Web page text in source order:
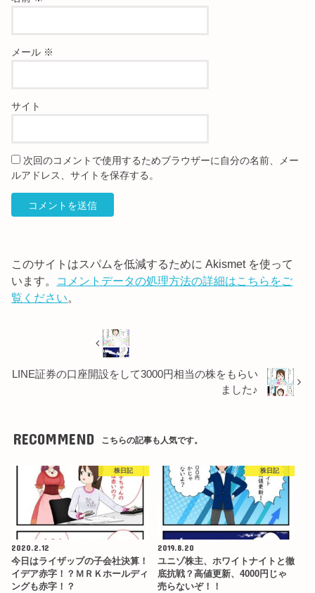
メール ※
サイト
次回のコメントで使用するためブラウザーに自分の名前、メー
ルアドレス、サイトを保存する。
このサイトはスパムを低減するために Akismet を使って
います。 コメントデータの処理方法の詳細はこちらをご
覧ください。
LINE証券の口座開設をして3000円相当の株をもらい
ました♪
RECOMMEND こちらの記事も人気です。
株日記
2020.2.12
今日はライザップの子会社決算！
イデア赤字！？ＭＲＫホールディ
ングも赤字！？
株日記
2019.8.20
ユニゾ株主、ホワイトナイトと徹
底抗戦？高値更新、4000円じゃ
売らないぞ！！